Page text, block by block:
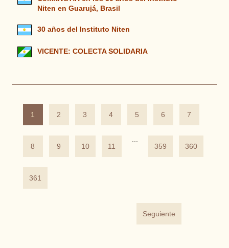
Niten en Guarujá, Brasil
30 años del Instituto Niten
VICENTE: COLECTA SOLIDARIA
1 2 3 4 5 6 7
8 9 10 11
...
359
360
361
Seguiente